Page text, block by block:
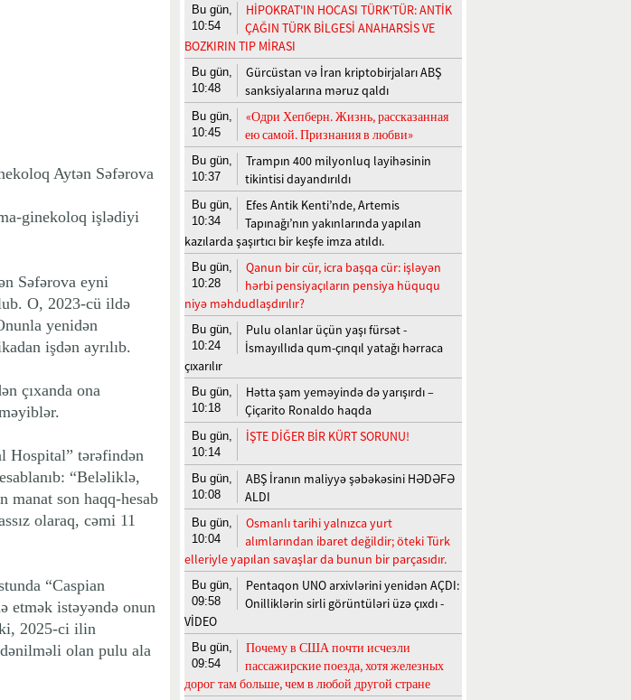
Aytən Səfərova
ginekoloq işlədiyi
Səfərova eyni
O, 2023-cü ildə
yenidən
işdən ayrılıb.
çıxanda ona
Hospital” tərəfindən
“Beləliklə,
manat son haqq-hesab
olaraq, cəmi 11
“Caspian
etmək istəyəndə onun
2025-ci ilin
olan pulu ala
Bu gün,
10:54
HİPOKRAT'IN HOCASI TÜRK'TÜR: ANTİK
ÇAĞIN TÜRK BİLGESİ ANAHARSİS VE
BOZKIRIN TIP MİRASI
Bu gün,
10:48
Gürcüstan və İran kriptobirjaları ABŞ
sanksiyalarına məruz qaldı
Bu gün,
10:45
«Одри Хепберн. Жизнь, рассказанная
ею самой. Признания в любви»
Bu gün,
10:37
Trampın 400 milyonluq layihəsinin
tikintisi dayandırıldı
Bu gün,
10:34
Efes Antik Kenti’nde, Artemis
Tapınağı’nın yakınlarında yapılan
kazılarda şaşırtıcı bir keşfe imza atıldı.
Bu gün,
10:28
Qanun bir cür, icra başqa cür: işləyən
hərbi pensiyaçıların pensiya hüququ
niyə məhdudlaşdırılır?
Bu gün,
10:24
Pulu olanlar üçün yaşı fürsət -
İsmayıllıda qum-çınqıl yatağı hərraca
çıxarılır
Bu gün,
10:18
Hətta şam yeməyində də yarışırdı –
Çiçarito Ronaldo haqda
Bu gün,
10:14
İŞTE DİĞER BİR KÜRT SORUNU!
Bu gün,
10:08
ABŞ İranın maliyyə şəbəkəsini HƏDƏFƏ
ALDI
Bu gün,
10:04
Osmanlı tarihi yalnızca yurt
alımlarından ibaret değildir; öteki Türk
elleriyle yapılan savaşlar da bunun bir parçasıdır.
Bu gün,
09:58
Pentaqon UNO arxivlərini yenidən AÇDI:
Onilliklərin sirli görüntüləri üzə çıxdı -
VİDEO
Bu gün,
09:54
Почему в США почти исчезли
пассажирские поезда, хотя железных
дорог там больше, чем в любой другой стране